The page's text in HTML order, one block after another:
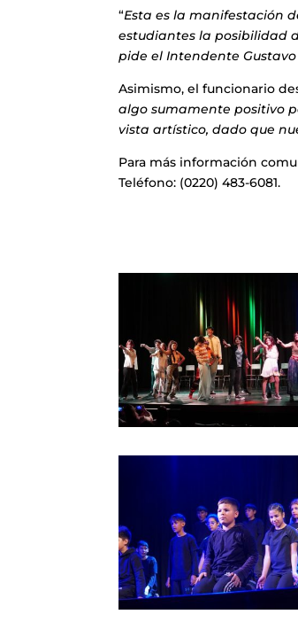
“Esta es la manifestación
estudiantes la posibilidad
pide el Intendente
Asimismo, el funcionario
algo sumamente positivo
vista artístico, dado que
Para más información
Teléfono: (0220) 483-6081.